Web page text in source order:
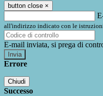
button close ×
all'indirizzo indicato con le
E-mail inviata, si prega di
Errore
Chiudi
Successo